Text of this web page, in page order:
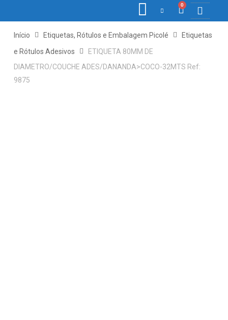
0
Início Etiquetas, Rótulos e Embalagem Picolé
Etiquetas
e Rótulos Adesivos
ETIQUETA 80MM DE
DIAMETRO/COUCHE ADES/DANANDA>COCO-32MTS Ref:
9875